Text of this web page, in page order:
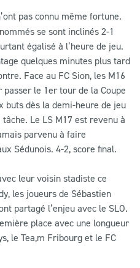
pas connu même fortune.
se sont inclinés 2-1
égalisé à l’heure de jeu.
quelques minutes plus tard
Face au FC Sion, les M16
le 1er tour de la Coupe
buts dès la demi-heure de jeu
Le LS M17 est revenu à
parvenu à faire
Sédunois. 4-2, score final.
leur voisin stadiste ce
les joueurs de Sébastien
partagé l’enjeu avec le SLO.
place avec une longueur
le Tea,m Fribourg et le FC